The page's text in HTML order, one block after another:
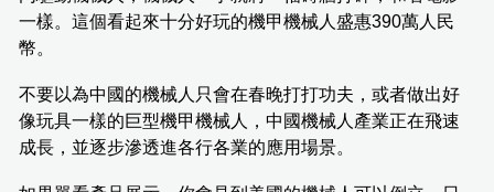
一樣。這個看起來十分好玩的機甲機械人盛惠390萬人民
幣。
不要以為中國的機械人只會在春晚打打功夫，或者做出好
像玩具一樣的巨型機甲機械人，中國機械人產業正在飛速
成長，並逐步滲透進各行各業的應用場景。